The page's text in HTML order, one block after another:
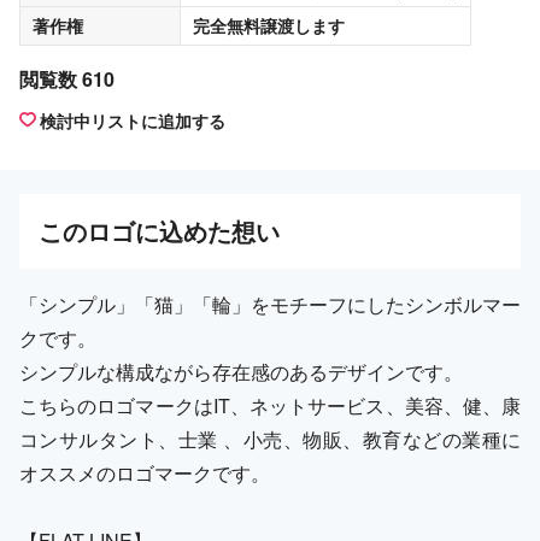
著作権
完全無料譲渡します
閲覧数 610
検討中リストに追加する
このロゴに込めた想い
「シンプル」「猫」「輪」をモチーフにしたシンボルマー
クです。
シンプルな構成ながら存在感のあるデザインです。
こちらのロゴマークはIT、ネットサービス、美容、健、康
コンサルタント、士業 、小売、物販、教育などの業種に
オススメのロゴマークです。